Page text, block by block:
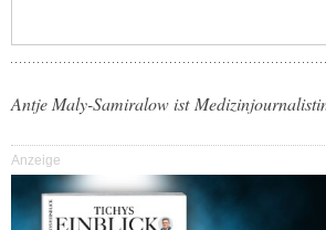
Antje Maly-Samiralow ist
Anzeige